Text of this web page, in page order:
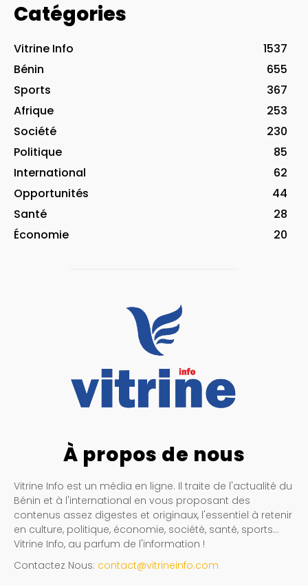
Catégories
Vitrine Info
1537
Bénin
655
Sports
367
Afrique
253
Société
230
Politique
85
International
62
Opportunités
44
Santé
28
Économie
20
À propos de nous
Vitrine Info est un média en ligne. Il traite de l'actualité du
Bénin et à l'international en vous proposant des
contenus assez digestes et originaux, l'essentiel à retenir
en culture, politique, économie, société, santé, sports…
Vitrine Info, au parfum de l'information !
Contactez Nous: contact@vitrineinfo.com